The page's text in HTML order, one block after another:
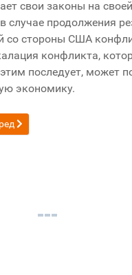
свои законы на своей
случае продолжения
со стороны США
конфликта,
последует, может
экономику.
обновляется Windows 7 x64
Рейтинг